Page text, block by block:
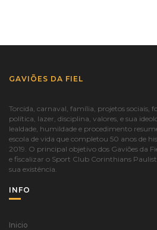
GAVIÕES DA FIEL
Torcida, carnaval, família, projetos sociais,
política, lazer, disciplina, valores, e sua
lealdade, humildade e procedimento
escola de vida que completou 50 anos de
2019. O principal objetivo dos Gaviões da
e fiscalizar o Sport Club Corinthians
sua existência.
INFO
Inicio